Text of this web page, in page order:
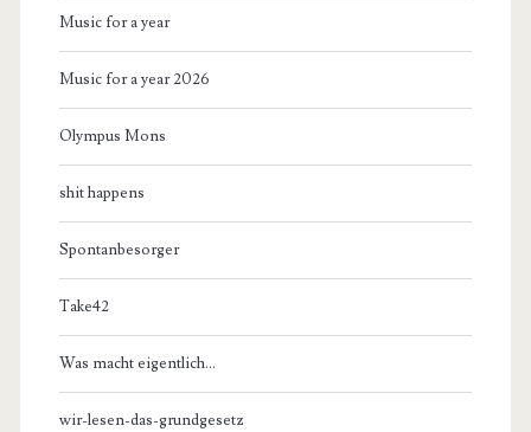
Music for a year
Music for a year 2026
Olympus Mons
shit happens
Spontanbesorger
Take42
Was macht eigentlich…
wir-lesen-das-grundgesetz